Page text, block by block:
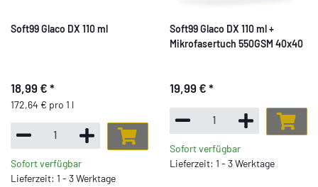
Soft99 Glaco DX 110 ml
18,99 € *
172,64 € pro 1 l
Sofort verfügbar
Lieferzeit: 1 - 3 Werktage
Soft99 Glaco DX 110 ml +
Mikrofasertuch 550GSM 40x40
19,99 € *
Sofort verfügbar
Lieferzeit: 1 - 3 Werktage